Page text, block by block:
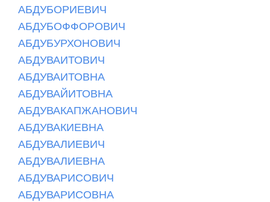
АБДУБОРИЕВИЧ
АБДУБОФФОРОВИЧ
АБДУБУРХОНОВИЧ
АБДУВАИТОВИЧ
АБДУВАИТОВНА
АБДУВАЙИТОВНА
АБДУВАКАПЖАНОВИЧ
АБДУВАКИЕВНА
АБДУВАЛИЕВИЧ
АБДУВАЛИЕВНА
АБДУВАРИСОВИЧ
АБДУВАРИСОВНА